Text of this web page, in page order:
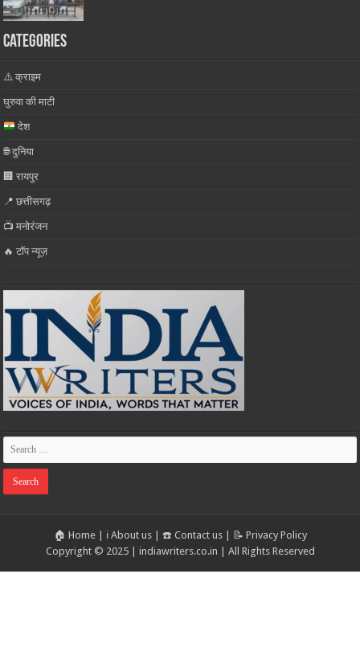
Categories
⚠️ क्राइम
घुरुवा की माटी
देश
🌐 दुनिया
🏢 रायपुर
📍 छत्तीसगढ़
📺 मनोरंजन
🔥 टॉप न्यूज़
🏠 Home| ℹ️ About us| ☎️ Contact us| 📝 Privacy Policy
Copyright © 2025 | indiawriters.co.in | All Rights Reserved